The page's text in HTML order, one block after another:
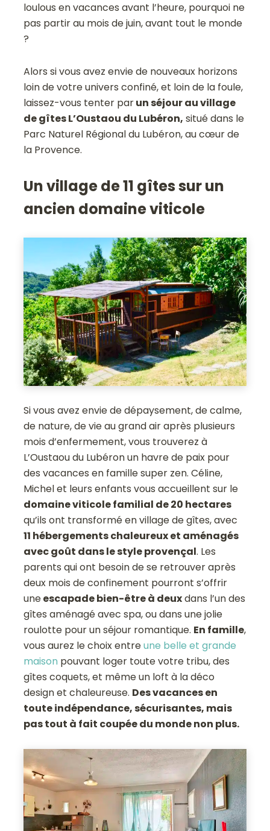
loulous en vacances avant l’heure, pourquoi ne
pas partir au mois de juin, avant tout le monde
?
Alors si vous avez envie de nouveaux horizons
loin de votre univers confiné, et loin de la foule,
laissez-vous tenter parun séjour au village
de gîtes L’Oustaou du Lubéron, situé dans le
Parc Naturel Régional du Lubéron, au cœur de
la Provence.
Un village de 11 gîtes sur un
ancien domaine viticole
Si vous avez envie de dépaysement, de calme,
de nature, de vie au grand air après plusieurs
mois d’enfermement, vous trouverez à
L’Oustaou du Lubéron un havre de paix pour
des vacances en famille super zen. Céline,
Michel et leurs enfants vous accueillent sur le
domaine viticole familial de 20 hectares
qu’ils ont transformé en village de gîtes, avec
11 hébergements chaleureux et aménagés
avec goût dans le style provençal. Les
parents qui ont besoin de se retrouver après
deux mois de confinement pourront s’offrir
uneescapade bien-être à deuxdans l’un des
gîtes aménagé avec spa, ou dans une jolie
roulotte pour un séjour romantique. En famille,
vous aurez le choix entreune belle et grande
maison pouvant loger toute votre tribu, des
gîtes coquets, et même un loft à la déco
design et chaleureuse. Des vacances en
toute indépendance, sécurisantes, mais
pas tout à fait coupée du monde non plus.